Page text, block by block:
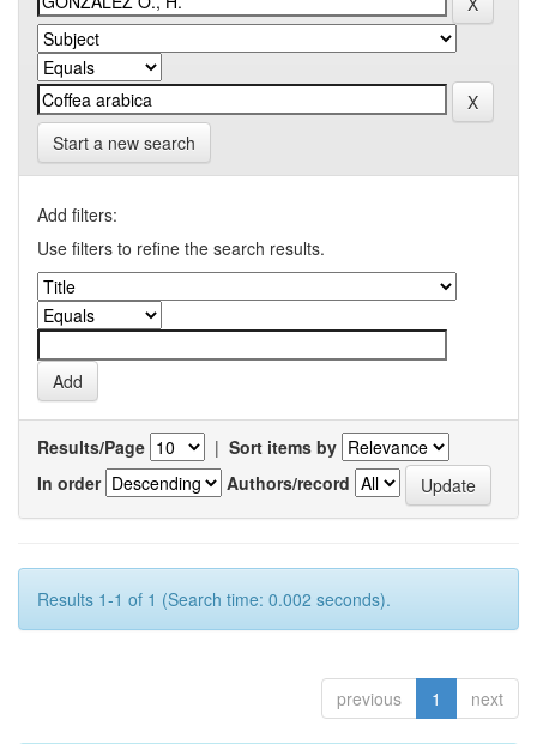
Start a new search
Add filters:
Use filters to refine the search results.
Results/Page | Sort items by
In order
Authors/record
Results 1-1 of 1 (Search time: 0.002 seconds).
previous 1 next